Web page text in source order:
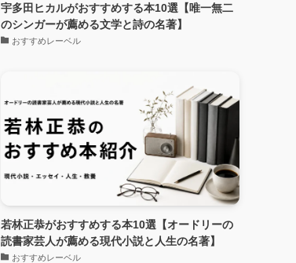
宇多田ヒカルがおすすめする本10選【唯一無二
のシンガーが薦める文学と詩の名著】
おすすめレーベル
若林正恭がおすすめする本10選【オードリーの
読書家芸人が薦める現代小説と人生の名著】
おすすめレーベル